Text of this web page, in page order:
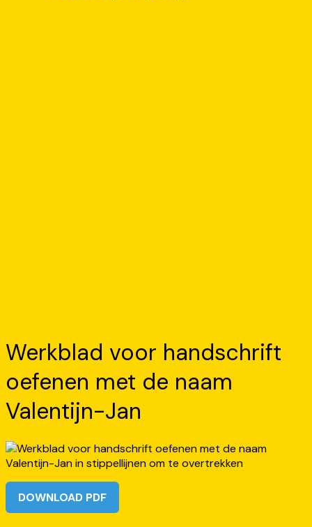
Werkblad voor handschrift
oefenen met de naam
Valentijn-Jan
DOWNLOAD PDF